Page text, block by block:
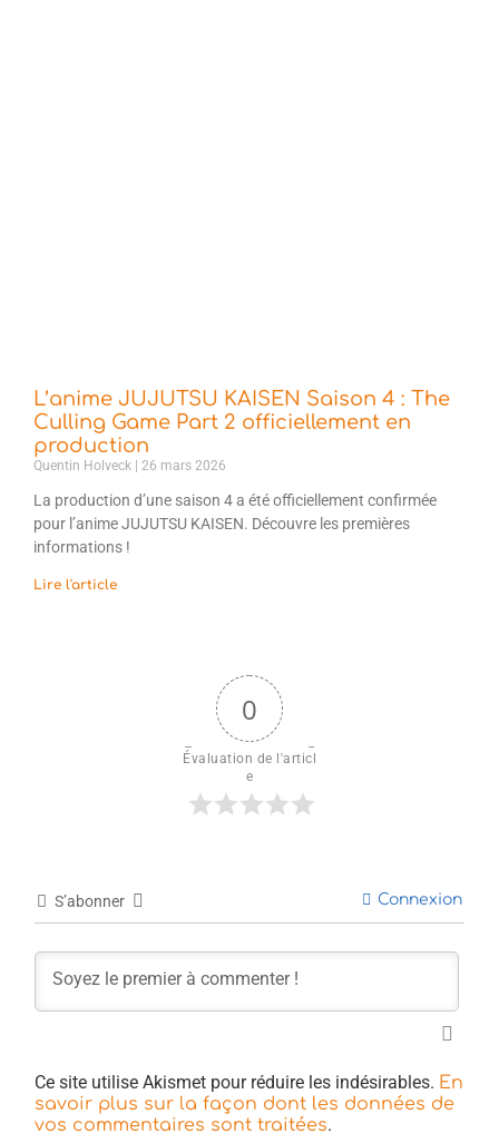
L’anime JUJUTSU KAISEN Saison 4 : The
Culling Game Part 2 officiellement en
production
Quentin Holveck 26 mars 2026
La production d’une saison 4 a été officiellement confirmée
pour l’anime JUJUTSU KAISEN. Découvre les premières
informations !
Lire l'article
0
Évaluation de l'articl
e
S’abonner Connexion
Ce site utilise Akismet pour réduire les indésirables. En
savoir plus sur la façon dont les données de
vos commentaires sont traitées.